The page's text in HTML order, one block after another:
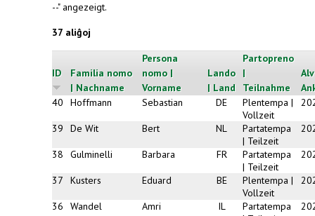
--" angezeigt.
37 aliĝoj
ID
Familia nomo
| Nachname
Persona
nomo |
Vorname
Lando
| Land
Partopreno
|
Teilnahme
40
Hoffmann Sebastian DE
Plentempa |
Vollzeit
39 De Wit Bert NL
Partatempa
| Teilzeit
38 Gulminelli Barbara FR
Partatempa
| Teilzeit
37 Kusters Eduard BE
Plentempa |
Vollzeit
36 Wandel Amri IL
Partatempa